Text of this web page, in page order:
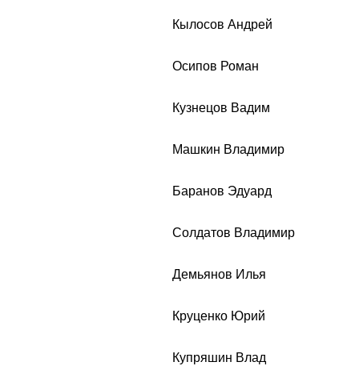
Кылосов Андрей
Осипов Роман
Кузнецов Вадим
Машкин Владимир
Баранов Эдуард
Солдатов Владимир
Демьянов Илья
Круценко Юрий
Купряшин Влад